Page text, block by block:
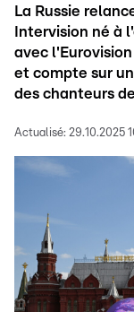
La Russie
Intervision né à
avec
et compte sur
des chanteurs
Actualisé: 29.10.2025